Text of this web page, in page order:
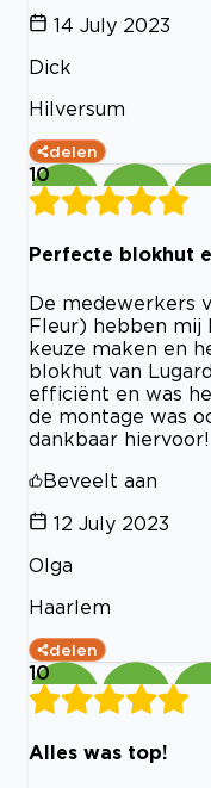
14 July 2023
Dick
Hilversum
delen
10
Perfecte blokhut
De medewerkers
Fleur) hebben mij
keuze maken en
blokhut van
efficiënt en was
de montage was
dankbaar hiervoor!
Beveelt aan
12 July 2023
Olga
Haarlem
delen
10
Alles was top!